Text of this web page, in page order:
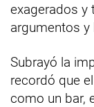
exagerados y
argumentos y
Subrayó la
recordó que
como un bar,